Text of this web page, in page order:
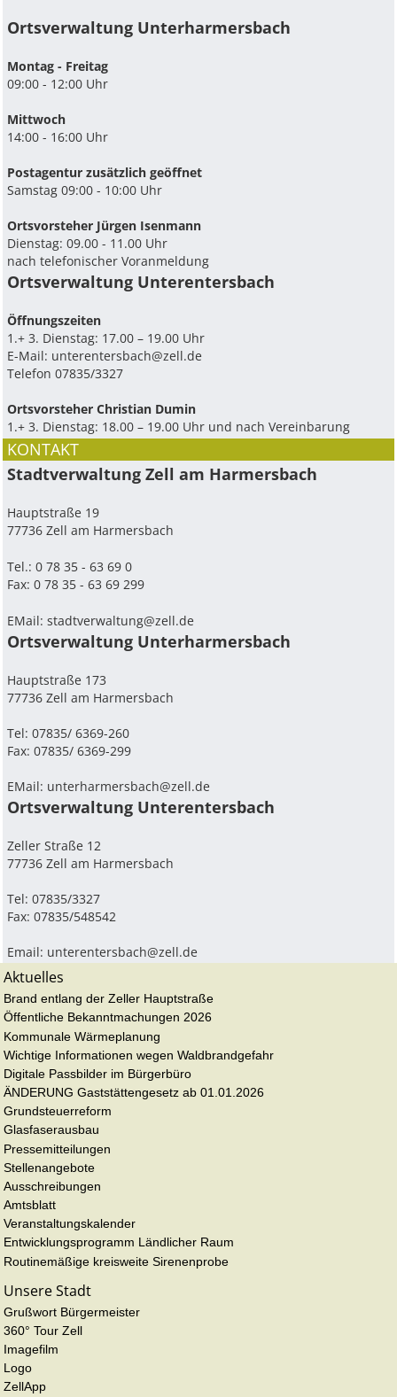
Ortsverwaltung Unterharmersbach
Montag - Freitag
09:00 - 12:00 Uhr
Mittwoch
14:00 - 16:00 Uhr
Postagentur zusätzlich geöffnet
Samstag 09:00 - 10:00 Uhr
Ortsvorsteher Jürgen Isenmann
Dienstag: 09.00 - 11.00 Uhr
nach telefonischer Voranmeldung
Ortsverwaltung Unterentersbach
Ö­ffnungszeiten
1.+ 3. Dienstag: 17.00 – 19.00 Uhr
E-Mail: unterentersbach@zell.de
Telefon 07835/3327
Ortsvorsteher Christian Dumin
1.+ 3. Dienstag: 18.00 – 19.00 Uhr und nach Vereinbarung
KONTAKT
Stadtverwaltung Zell am Harmersbach
Hauptstraße 19
77736 Zell am Harmersbach
Tel.: 0 78 35 - 63 69 0
Fax: 0 78 35 - 63 69 299
EMail:stadtverwaltung@zell.de
Ortsverwaltung Unterharmersbach
Hauptstraße 173
77736 Zell am Harmersbach
Tel: 07835/ 6369-260
Fax: 07835/ 6369-299
EMail: unterharmersbach@zell.de
Ortsverwaltung Unterentersbach
Zeller Straße 12
77736 Zell am Harmersbach
Tel: 07835/3327
Fax: 07835/548542
Email: unterentersbach@zell.de
Aktuelles
Brand entlang der Zeller Hauptstraße
Öffentliche Bekanntmachungen 2026
Kommunale Wärmeplanung
Wichtige Informationen wegen Waldbrandgefahr
Digitale Passbilder im Bürgerbüro
ÄNDERUNG Gaststättengesetz ab 01.01.2026
Grundsteuerreform
Glasfaserausbau
Pressemitteilungen
Stellenangebote
Ausschreibungen
Amtsblatt
Veranstaltungskalender
Entwicklungsprogramm Ländlicher Raum
Routinemäßige kreisweite Sirenenprobe
Unsere Stadt
Grußwort Bürgermeister
360° Tour Zell
Imagefilm
Logo
ZellApp